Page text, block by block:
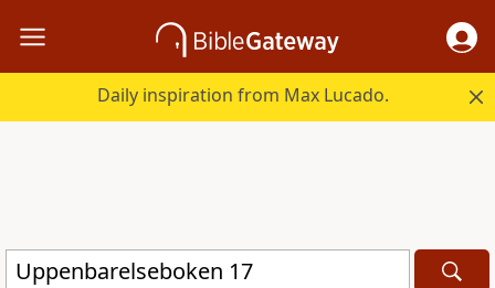
Daily inspiration from Max Lucado.